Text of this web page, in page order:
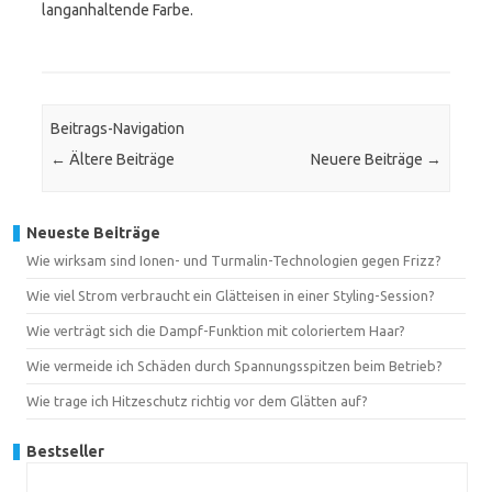
langanhaltende Farbe.
Beitrags-Navigation
← Ältere Beiträge Neuere Beiträge →
Neueste Beiträge
Wie wirksam sind Ionen- und Turmalin-Technologien gegen Frizz?
Wie viel Strom verbraucht ein Glätteisen in einer Styling-Session?
Wie verträgt sich die Dampf-Funktion mit coloriertem Haar?
Wie vermeide ich Schäden durch Spannungsspitzen beim Betrieb?
Wie trage ich Hitzeschutz richtig vor dem Glätten auf?
Bestseller